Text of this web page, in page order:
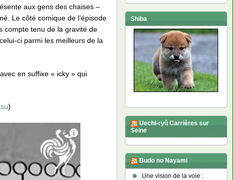
aux gens des chaises –
Le côté comique de l’épisode
compte tenu de la gravité de
ci parmi les meilleurs de la
en suffixe « icky » qui
)
Shiba
Uechi-ryû Carrières sur
Seine
Budo no Nayami
Une vision de la voie :